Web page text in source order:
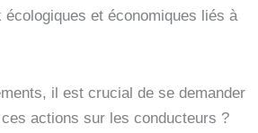
et économiques liés à
il est crucial de se demander
actions sur les conducteurs ?